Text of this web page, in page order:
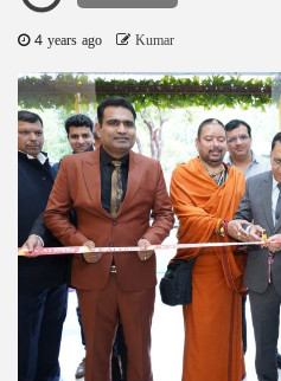
4 years ago Kumar